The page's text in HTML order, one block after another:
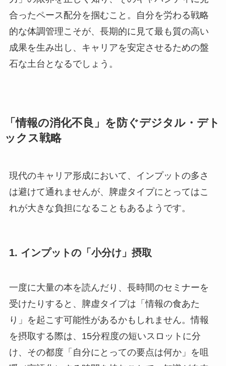
合ったペース配分を掴むこと。自分を労わる戦略
的な体調管理こそが、長期的に見て最も質の高い
成果を生み出し、キャリアを安定させるための盤
石な土台となるでしょう。
「情報の消化不良」を防ぐデジタル・デト
ックス戦略
現代のキャリア形成において、インプットの多さ
は避けて通れませんが、脾虚タイプにとってはこ
れが大きな負担になることもあるようです。
1. インプットの「小分け」摂取
一度に大量の本を読んだり、長時間のセミナーを
受けたりすると、脾虚タイプは「情報の食あた
り」を起こす可能性があるかもしれません。情報
を摂取する際は、15分程度の短いスロットに分
け、その都度「自分にとっての要点は何か」を咀